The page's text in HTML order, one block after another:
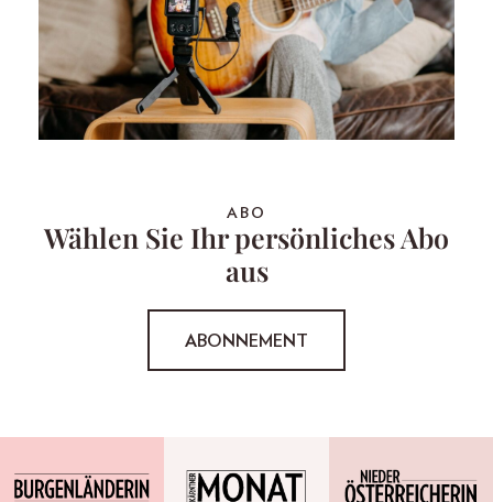
ABO
Wählen Sie Ihr persönliches Abo
aus
ABONNEMENT